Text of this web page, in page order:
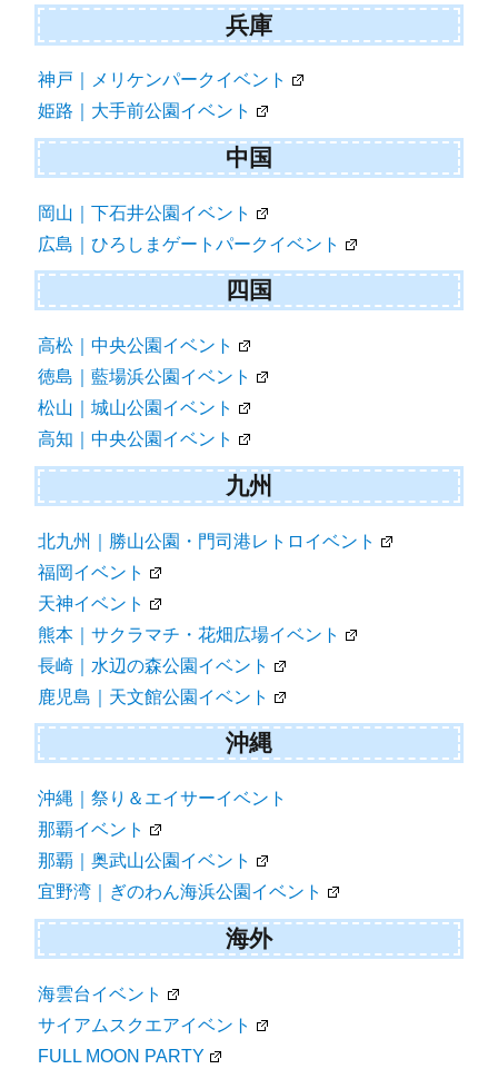
兵庫
神戸｜メリケンパークイベント
姫路｜大手前公園イベント
中国
岡山｜下石井公園イベント
広島｜ひろしまゲートパークイベント
四国
高松｜中央公園イベント
徳島｜藍場浜公園イベント
松山｜城山公園イベント
高知｜中央公園イベント
九州
北九州｜勝山公園・門司港レトロイベント
福岡イベント
天神イベント
熊本｜サクラマチ・花畑広場イベント
長崎｜水辺の森公園イベント
鹿児島｜天文館公園イベント
沖縄
沖縄｜祭り＆エイサーイベント
那覇イベント
那覇｜奥武山公園イベント
宜野湾｜ぎのわん海浜公園イベント
海外
海雲台イベント
サイアムスクエアイベント
FULL MOON PARTY